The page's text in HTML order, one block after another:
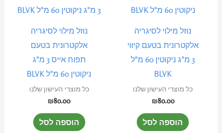
נוזל מילוי לסיגריה
אלקטרונית בטעם קיווי
3 מ"ג ניקוטין 60 מ"ל
BLVK
כל מוצרי העישון שלנו
₪80.00
הוספה לסל
נוזל מילוי לסיגריה
אלקטרונית בטעם
תפוח אייס 3 מ"ג
ניקוטין 60 מ"ל BLVK
כל מוצרי העישון שלנו
₪80.00
הוספה לסל